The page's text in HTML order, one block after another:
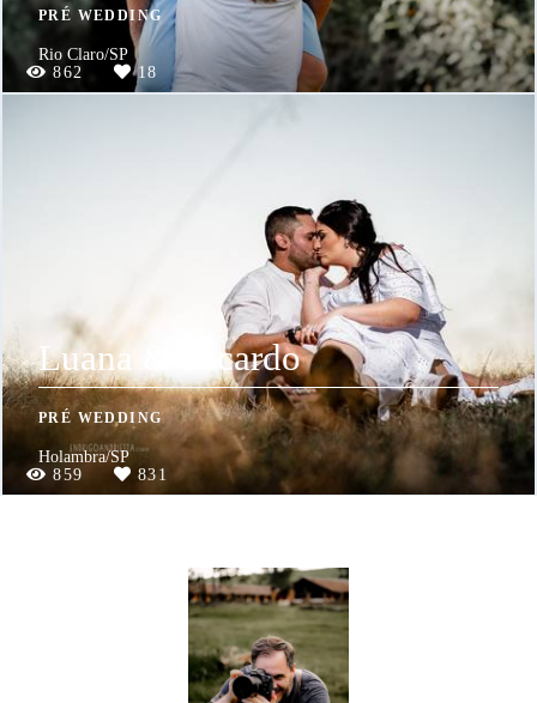
PRÉ WEDDING
Rio Claro/SP
862
18
Luana & Ricardo
PRÉ WEDDING
Holambra/SP
859
831